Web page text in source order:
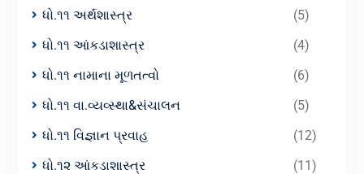
ધો.૧૧ અર્થશાસ્ત્ર
(5)
ધો.૧૧ આંકડાશાસ્ત્ર
(4)
ધો.૧૧ નામાના મૂળતત્વો
(6)
ધો.૧૧ વા.વ્યવ્સ્થા&સંચાલન
(5)
ધો.૧૧ વિજ્ઞાન પ્રવાહ
(12)
ધો.૧૨ આંકડાશાસ્ત્ર
(11)